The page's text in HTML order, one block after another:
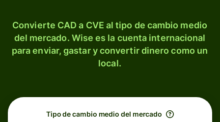
Convierte CAD a CVE al tipo de cambio medio
del mercado. Wise es la cuenta internacional
para enviar, gastar y convertir dinero como un
local.
Tipo de cambio medio del mercado